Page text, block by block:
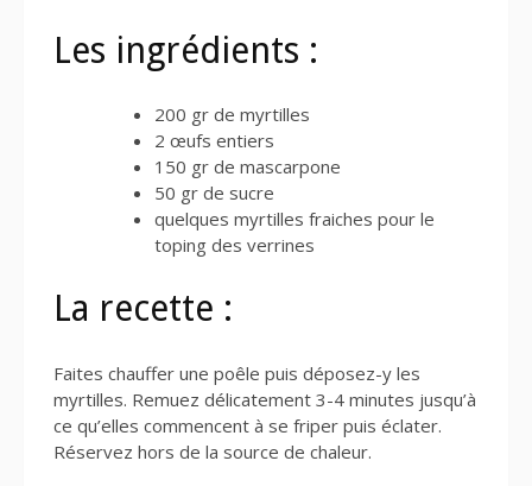
Les ingrédients :
200 gr de myrtilles
2 œufs entiers
150 gr de mascarpone
50 gr de sucre
quelques myrtilles fraiches pour le
toping des verrines
La recette :
Faites chauffer une poêle puis déposez-y les
myrtilles. Remuez délicatement 3-4 minutes jusqu’à
ce qu’elles commencent à se friper puis éclater.
Réservez hors de la source de chaleur.